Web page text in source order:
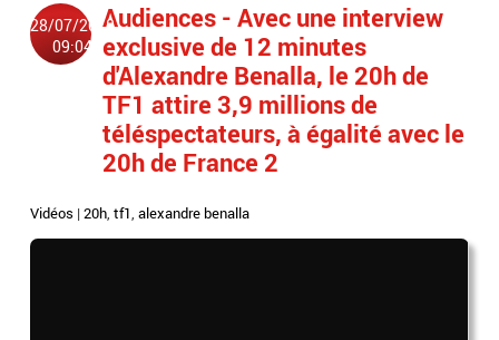
28/07/2018
09:04
Audiences - Avec une interview
exclusive de 12 minutes
d'Alexandre Benalla, le 20h de
TF1 attire 3,9 millions de
téléspectateurs, à égalité avec le
20h de France 2
Vidéos |20h,tf1,alexandre benalla